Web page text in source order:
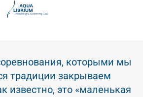
которыми мы
традиции закрываем
известно, это «маленькая